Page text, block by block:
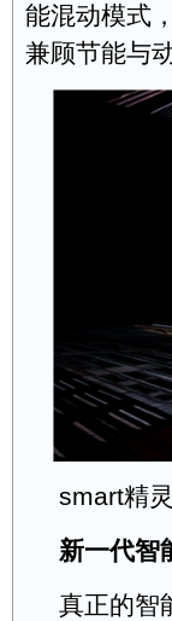
能混动模式
兼顾节能与
smart精
新一代智
真正的智